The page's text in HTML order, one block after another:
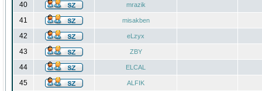
40 mrazik
41 misakben
42 eLzyx
43 ZBY
44 ELCAL
45 ALFIK